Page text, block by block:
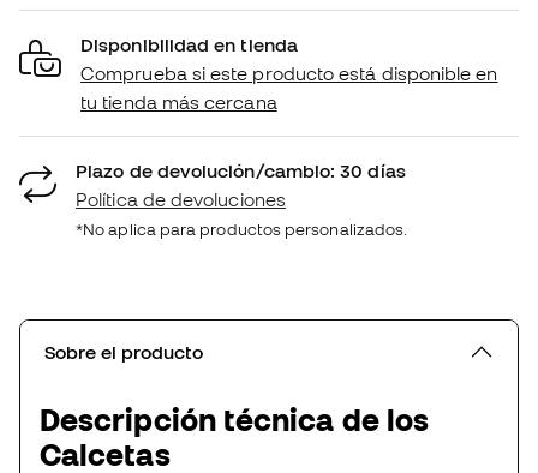
Disponibilidad en tienda
Comprueba si este producto está disponible en
tu tienda más cercana
Plazo de devolución/cambio: 30 días
Política de devoluciones
*No aplica para productos personalizados.
Sobre el producto
Descripción técnica de los
Calcetas